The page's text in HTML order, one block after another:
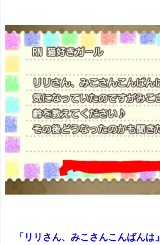
「リリさん、みこさんこんばんは」